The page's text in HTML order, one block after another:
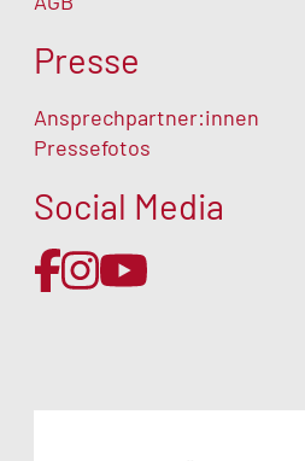
Presse
Ansprechpartner:innen
Pressefotos
Social Media